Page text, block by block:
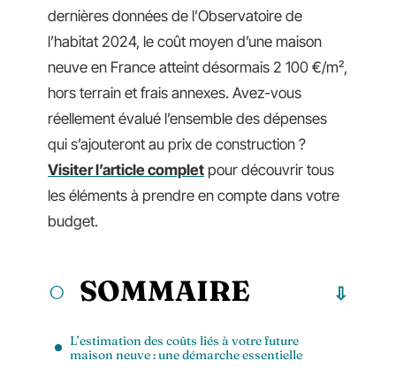
dernières données de l’Observatoire de
l’habitat 2024, le coût moyen d’une maison
neuve en France atteint désormais 2 100 €/m²,
hors terrain et frais annexes. Avez-vous
réellement évalué l’ensemble des dépenses
qui s’ajouteront au prix de construction ?
Visiter l’article complet pour découvrir tous
les éléments à prendre en compte dans votre
budget.
SOMMAIRE
L’estimation des coûts liés à votre future
maison neuve : une démarche essentielle